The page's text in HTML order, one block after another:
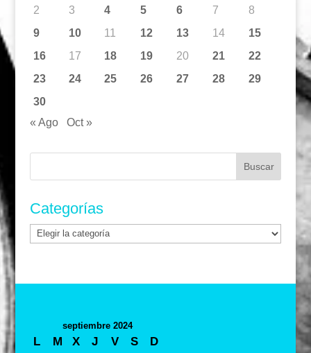
2
3 4 5 6 7
8
9
10 11 12 13 14
15
16
17 18 19 20 21
22
23
24 25 26 27 28
29
30
« Ago
Oct »
Categorías
Categorías
septiembre 2024
L M X J V S
D